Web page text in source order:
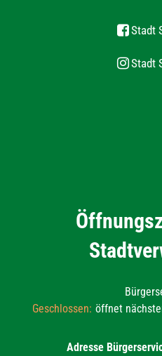
Stadt
Stadt
Klicken, um weitere
Geschlossen: öffnet
Adresse